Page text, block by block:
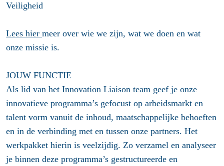
Veiligheid
Lees hier meer over wie we zijn, wat we doen en wat
onze missie is.
JOUW FUNCTIE
Als lid van het Innovation Liaison team geef je onze
innovatieve programma’s gefocust op arbeidsmarkt en
talent vorm vanuit de inhoud, maatschappelijke behoeften
en in de verbinding met en tussen onze partners. Het
werkpakket hierin is veelzijdig. Zo verzamel en analyseer
je binnen deze programma’s gestructureerde en